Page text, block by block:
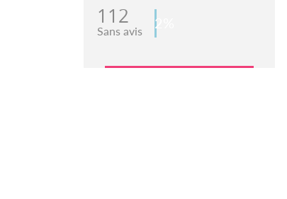
112
Sans avis 2%